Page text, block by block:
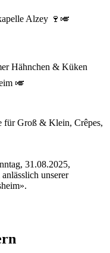
Alzey 🍷🎺
Hähnchen & Küken
🎺
für Groß & Klein, Crêpes,
31.08.2025,
unserer